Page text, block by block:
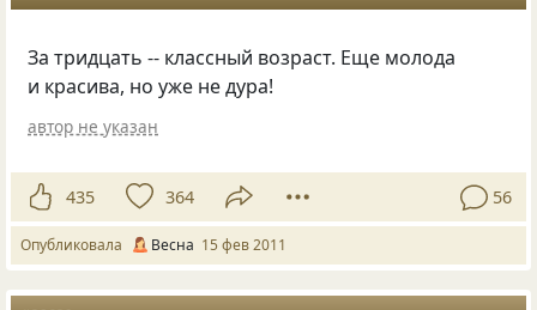
За тридцать -- классный возраст. Еще молода
и красива, но уже не дура!
автор не указан
435 364 56
Опубликовала Весна 15 фев 2011